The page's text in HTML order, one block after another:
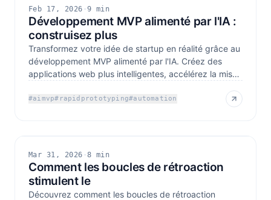
Feb 17, 2026 · 9 min
Développement MVP alimenté par l'IA :
construisez plus
Transformez votre idée de startup en réalité grâce au
développement MVP alimenté par l'IA. Créez des
applications web plus intelligentes, accélérez la mise
#aimvp# rapidprototyping#automation
Mar 31, 2026 · 8 min
Comment les boucles de rétroaction
stimulent le
Découvrez comment les boucles de rétroaction